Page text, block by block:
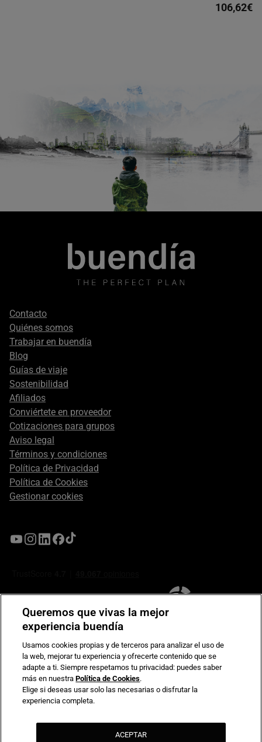
106,62€
Footer
secondary
Contacto
Quiénes somos
Trabajar en buendía
Blog
Guías de viaje
Sostenibilidad
Afiliados
Conviértete en proveedor
Cotizaciones para grupos
Aviso legal
Términos y condiciones
Política de Privacidad
Política de Cookies
Gestionar cookies
Compromiso de seguridad en pagos electrónicos
Queremos que vivas la mejor
experiencia buendía
Usamos cookies propias y de terceros para analizar el uso de
la web, mejorar tu experiencia y ofrecerte contenido que se
adapte a ti. Siempre respetamos tu privacidad: puedes saber
más en nuestraPolítica de Cookies.
Elige si deseas usar solo las necesarias o disfrutar la
experiencia completa.
ACEPTAR